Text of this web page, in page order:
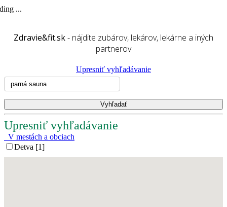
...
Zdravie&fit.sk- nájdite zubárov, lekárov, lekárne a iných
partnerov
Upresniť vyhľadávanie
Upresniť vyhľadávanie
V mestách a obciach
Detva [1]